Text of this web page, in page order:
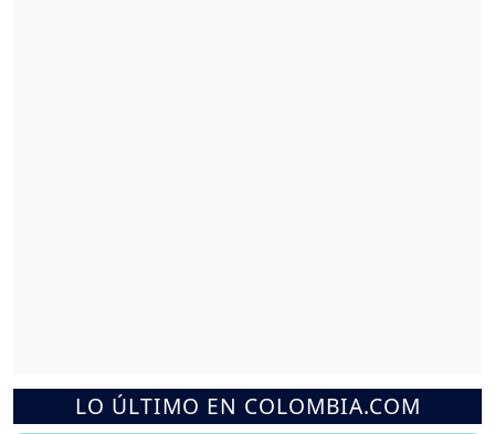
LO ÚLTIMO EN COLOMBIA.COM